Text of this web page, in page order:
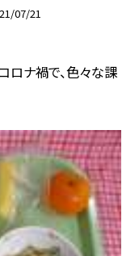
07/21
ロナ禍で、色々な課